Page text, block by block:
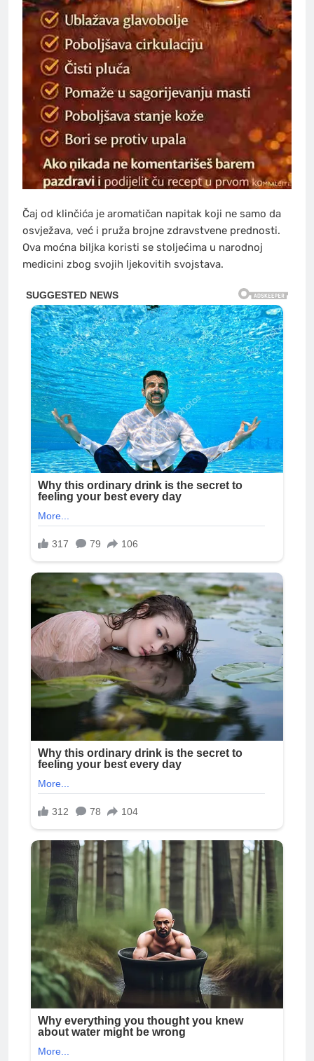
Čaj od klinčića je aromatičan napitak koji ne samo da
osvježava, već i pruža brojne zdravstvene prednosti.
Ova moćna biljka koristi se stoljećima u narodnoj
medicini zbog svojih ljekovitih svojstava.